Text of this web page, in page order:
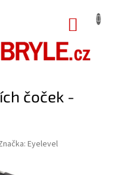
čoček -
Eyelevel